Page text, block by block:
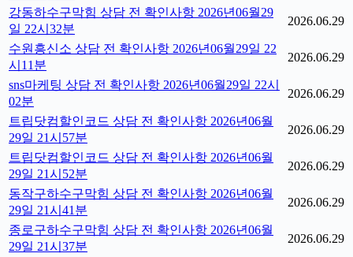
강동하수구막힘 상담 전 확인사항 2026년06월29
일 22시32분
2026.06.29
수원흥신소 상담 전 확인사항 2026년06월29일 22
시11분
2026.06.29
sns마케팅 상담 전 확인사항 2026년06월29일 22시
02분
2026.06.29
트립닷컴할인코드 상담 전 확인사항 2026년06월
29일 21시57분
2026.06.29
트립닷컴할인코드 상담 전 확인사항 2026년06월
29일 21시52분
2026.06.29
동작구하수구막힘 상담 전 확인사항 2026년06월
29일 21시41분
2026.06.29
종로구하수구막힘 상담 전 확인사항 2026년06월
29일 21시37분
2026.06.29